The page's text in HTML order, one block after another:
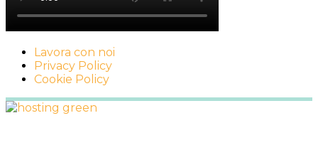
Lavora con noi
Privacy Policy
Cookie Policy
Footer